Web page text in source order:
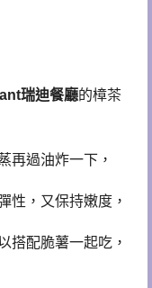
瑞迪餐廳的樟茶
再過油炸一下，
性，又保持嫩度，
搭配脆薯一起吃，